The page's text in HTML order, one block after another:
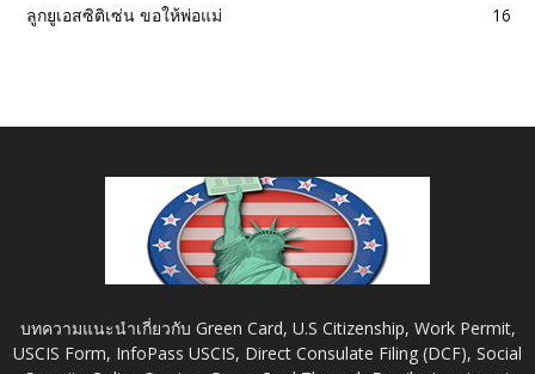
ลูกยูเอสซิติเซ่น ขอให้พ่อแม่
16
บทความแนะนำเกี่ยวกับ Green Card, U.S Citizenship, Work Permit,
USCIS Form, InfoPass USCIS, Direct Consulate Filing (DCF), Social